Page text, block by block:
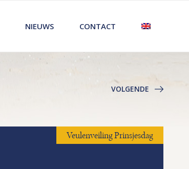
NIEUWS CONTACT
VOLGENDE
Veulenveiling Prinsjesdag